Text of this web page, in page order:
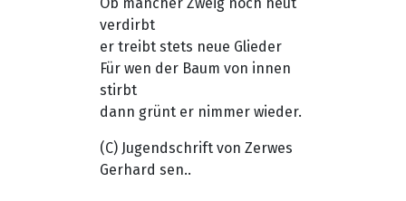
verdirbt
er treibt stets neue Glieder
Für wen der Baum von innen
stirbt
dann grünt er nimmer wieder.
(C) Jugendschrift von Zerwes
Gerhard sen..